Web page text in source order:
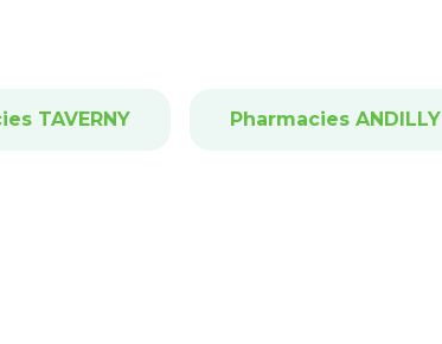
TAVERNY Pharmacies ANDILLY